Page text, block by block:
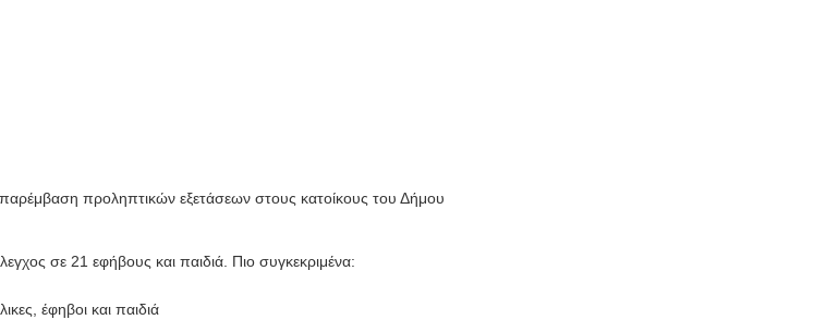
προληπτικών εξετάσεων στους κατοίκους του Δήμου
σε 21 εφήβους και παιδιά. Πιο συγκεκριμένα:
έφηβοι και παιδιά